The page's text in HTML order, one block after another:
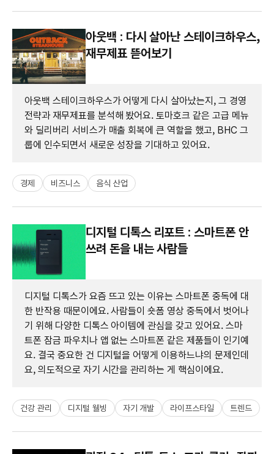
아웃백 : 다시 살아난 스테이크하우스,
재무제표 뜯어보기
아웃백 스테이크하우스가 어떻게 다시 살아났는지, 그 경영
전략과 재무제표를 분석해 봤어요. 토마호크 같은 고급 메뉴
와 딜리버리 서비스가 매출 회복에 큰 역할을 했고, BHC 그
룹에 인수되면서 새로운 성장을 기대하고 있어요.
경제 비즈니스 음식 산업
디지털 디톡스 리포트 : 스마트폰 안
쓰려 돈을 내는 사람들
디지털 디톡스가 요즘 뜨고 있는 이유는 스마트폰 중독에 대
한 반작용 때문이에요. 사람들이 숏폼 영상 중독에서 벗어나
기 위해 다양한 디톡스 아이템에 관심을 갖고 있어요. 스마
트폰 잠금 파우치나 앱 없는 스마트폰 같은 제품들이 인기예
요. 결국 중요한 건 디지털을 어떻게 이용하느냐의 문제인데
요, 의도적으로 자기 시간을 관리하는 게 핵심이에요.
건강 관리 디지털 웰빙 자기 개발 라이프스타일 트렌드